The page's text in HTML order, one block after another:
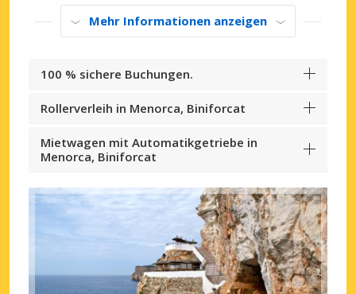
Mehr Informationen anzeigen
100 % sichere Buchungen.
Rollerverleih in Menorca, Biniforcat
Mietwagen mit Automatikgetriebe in
Menorca, Biniforcat